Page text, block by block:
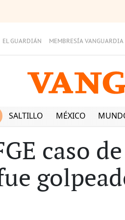
EL GUARDIÁN MEMBRESÍA VANGUARDIA
SALTILLO MÉXICO
caso